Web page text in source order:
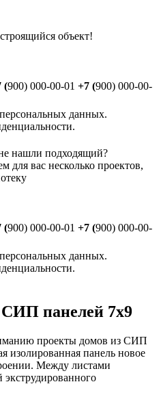
объект!
(900) 000-00-01 +7 (900) 000-00-
данных.
нашли подходящий?
для вас несколько проектов,
(900) 000-00-01 +7 (900) 000-00-
данных.
панелей 7х9
проекты домов из СИП
изолированная панель новое
Между листами